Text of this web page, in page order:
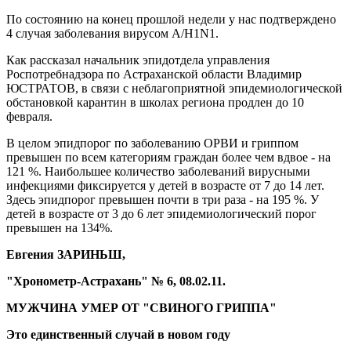
По состоянию на конец прошлой недели у нас подтверждено
4 случая заболевания вирусом A/H1N1.
Как рассказал начальник эпидотдела управления
Роспотребнадзора по Астраханской области Владимир
ЮСТРАТОВ, в связи с неблагоприятной эпидемиологической
обстановкой карантин в школах региона продлен до 10
февраля.
В целом эпидпорог по заболеванию ОРВИ и гриппом
превышен по всем категориям граждан более чем вдвое - на
121 %. Наибольшее количество заболеваний вирусными
инфекциями фиксируется у детей в возрасте от 7 до 14 лет.
Здесь эпидпорог превышен почти в три раза - на 195 %. У
детей в возрасте от 3 до 6 лет эпидемиологический порог
превышен на 134%.
Евгения ЗАРИНЬШ,
"Хронометр-Астрахань" № 6, 08.02.11.
МУЖЧИНА УМЕР ОТ "СВИНОГО ГРИППА"
Это единственный случай в новом году